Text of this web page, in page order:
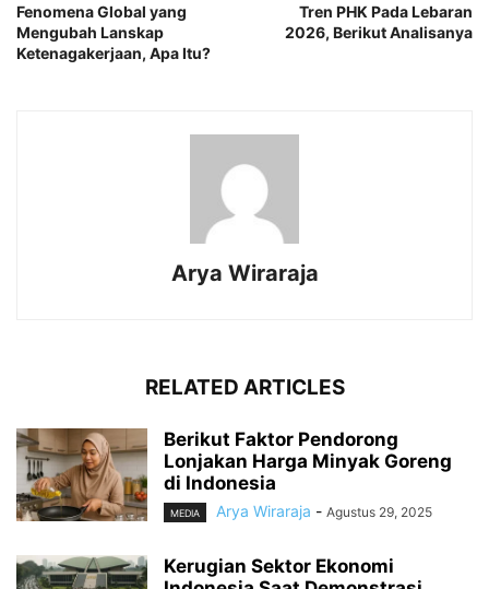
Fenomena Global yang
Mengubah Lanskap
Ketenagakerjaan, Apa Itu?
Tren PHK Pada Lebaran
2026, Berikut Analisanya
Arya Wiraraja
RELATED ARTICLES
Berikut Faktor Pendorong
Lonjakan Harga Minyak Goreng
di Indonesia
MEDIA Arya Wiraraja - Agustus 29, 2025
Kerugian Sektor Ekonomi